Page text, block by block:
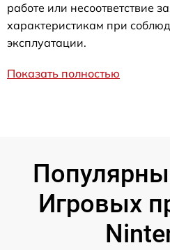
работе или несоответствие
характеристикам при
эксплуатации.
Показать полностью
Игровых